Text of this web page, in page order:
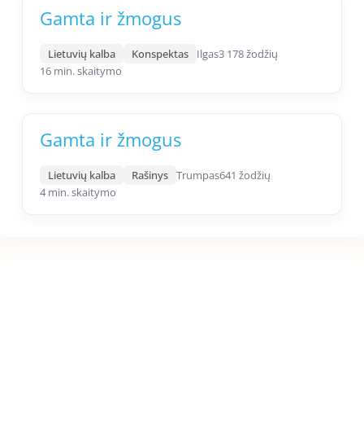
Gamta ir žmogus
Lietuvių kalba Konspektas Ilgas3 178 žodžių
16 min. skaitymo
Gamta ir žmogus
Lietuvių kalba Rašinys Trumpas641 žodžių
4 min. skaitymo